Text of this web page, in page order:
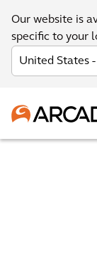
Our website is
specific to your